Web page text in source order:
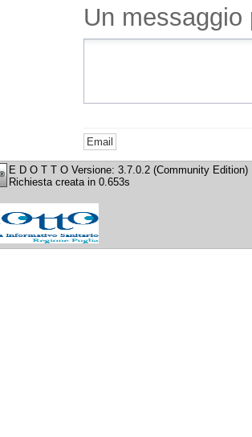
Un
E D O T T O Versione: 3.7.0.2 (Community Edition)
Richiesta creata in 0.653s